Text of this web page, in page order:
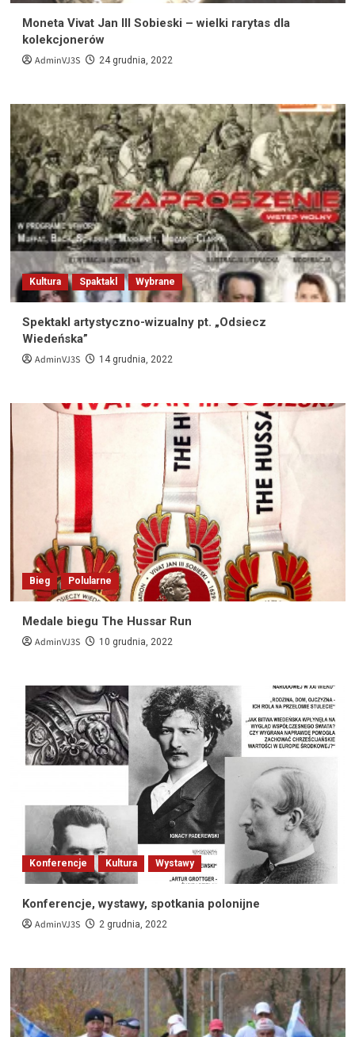
Moneta Vivat Jan III Sobieski – wielki rarytas dla
kolekcjonerów
AdminVJ3S 24 grudnia, 2022
Kultura Spaktakl Wybrane
Spektakl artystyczno-wizualny pt. „Odsiecz
Wiedeńska”
AdminVJ3S 14 grudnia, 2022
Bieg Polularne
Medale biegu The Hussar Run
AdminVJ3S 10 grudnia, 2022
Konferencje Kultura Wystawy
Konferencje, wystawy, spotkania polonijne
AdminVJ3S 2 grudnia, 2022